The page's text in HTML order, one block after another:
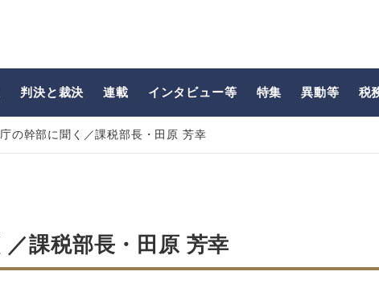
判決と裁決 連載 インタビュー等 特集 異動等 税
の幹部に聞く／課税部長・田原 芳幸
課税部長・田原 芳幸